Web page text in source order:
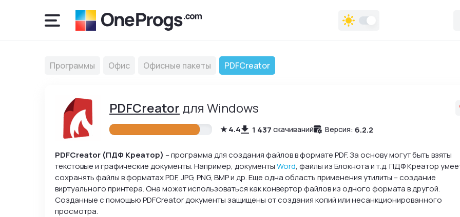
Программы Офис Офисные пакеты PDFCreator
PDFCreator для Windows
4.4 1 437 скачиваний Версия: 6.2.2
PDFCreator (ПДФ Креатор) – программа для создания файлов в формате PDF. За основу могут быть взяты
текстовые и графические документы. Например, документыWord, файлы из Блокнота и т.д. ПДФ Креатор
сохранять файлы в форматах PDF, JPG, PNG, BMP и др. Еще одна область применения утилиты – создание
виртуального принтера. Она может использоваться как конвертор файлов из одного формата в другой.
Созданные с помощью PDFCreator документы защищены от создания копий или несанкционированного
просмотра.